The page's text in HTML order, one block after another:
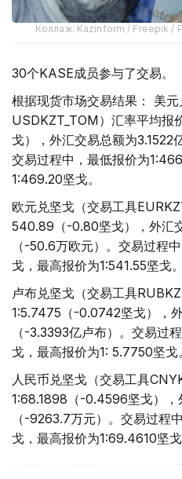
Коллаж: Kazinform / Freepik /
30个KASE成员参与了交易。
根据现货市场交易结果： 美
USDKZT_TOM）汇率平均报
戈），外汇交易总额为3.1522
交易过程中，最低报价为
1:469.20坚戈。
欧元兑坚戈（交易工具
540.89（-0.80坚戈），外汇
（-50.6万欧元）。交易过程
戈，最高报价为1:541.55坚戈。
卢布兑坚戈（交易工具
1:5.7475（-0.0742坚戈），
（-3.3393亿卢布）。交易过
戈，最高报价为1: 5.7750坚戈。
人民币兑坚戈（交易工具
1:68.1898（-0.4596坚戈），
（-9263.7万元）。交易过程
戈，最高报价为1:69.4610坚戈